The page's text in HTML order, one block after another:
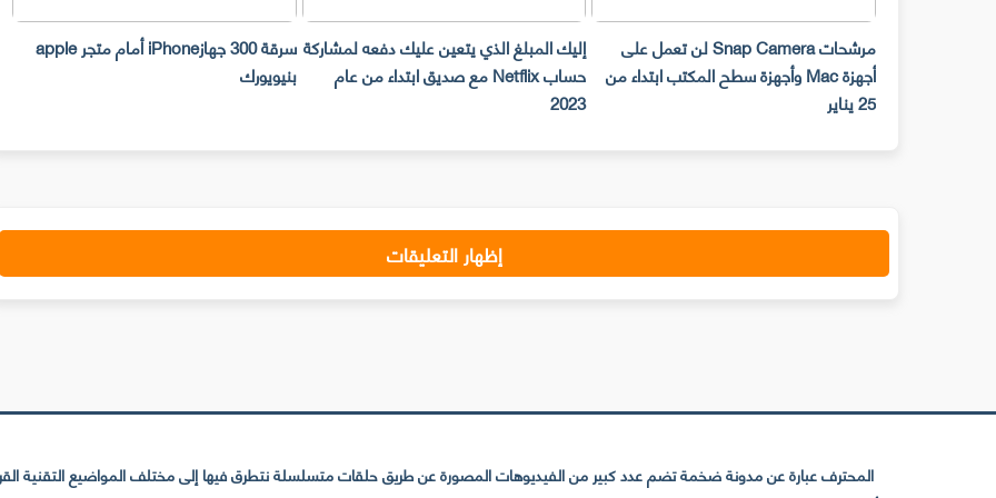
مرشحات Snap Camera لن تعمل على
أجهزة Mac وأجهزة سطح المكتب ابتداء من
إليك المبلغ الذي يتعين عليك دفعه لمشاركة
حساب Netflix مع صديق ابتداء من عام
سرقة 300 جهازiPhone أمام متجر apple
بنيويورك
إظهار التعليقات
المحترف عبارة عن مدونة ضخمة تضم عدد كبير من الفيديوهات المصورة عن طريق حلقات متسلسلة نتطرق فيها إلى مختلف المواضيع التقنية